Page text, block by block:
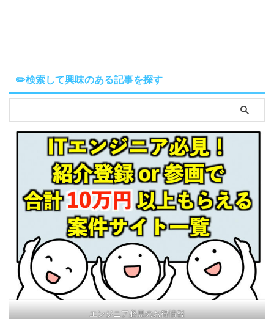
✏️検索して興味のある記事を探す
エンジニア必見のお得情報